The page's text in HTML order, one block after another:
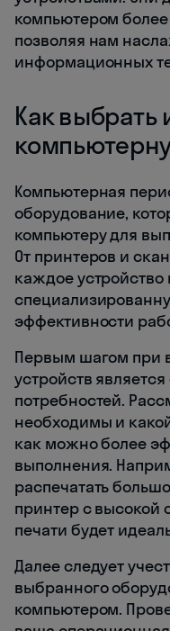
компьютером
позволяя нам
информационных
Как выбрать
Компьютерная
оборудование,
компьютеру для
От принтеров и
каждое
эффективности
Первым шагом при
устройств
потребностей.
необходимы и
как можно более
выполнения.
распечатать
принтер с высокой
печати будет
Далее следует
выбранного
компьютером.